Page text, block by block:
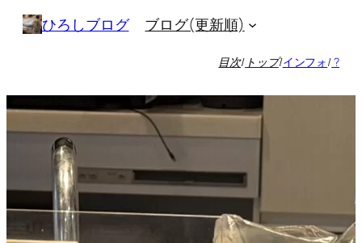
キ
ッ
プ
ひろしブログ ブログ(更新順)
目次/ トップ/インフォ/?